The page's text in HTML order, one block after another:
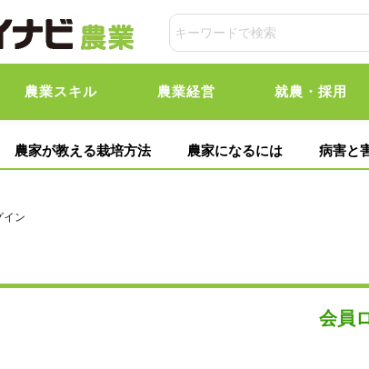
農業スキル 農業経営 就農・採用
農家が教える栽培方法 農家になるには 病害と
イン
会員